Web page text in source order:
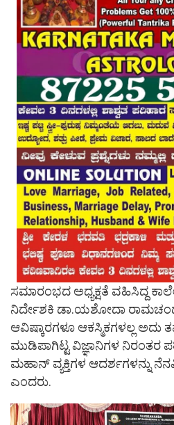
ಸಮಾರಂಭದ ಅಧ್ಯಕ್ಷತೆ ವಹಿಸಿದ್ದ
ನಿರ್ದೇಶಕಿ ಡಾ.ಯಶೋದಾ
ಆವಿಷ್ಕಾರಗಳೂ ಆಕಸ್ಮಿಕಗಳಲ್ಲ ಅದು
ಮುಡಿಪಾಗಿಟ್ಟ ವಿಜ್ಞಾನಿಗಳ ನಿರಂತರ
ಮಹಾನ್ ವ್ಯಕ್ತಿಗಳ ಆದರ್ಶಗಳನ್ನು
ಎಂದರು.